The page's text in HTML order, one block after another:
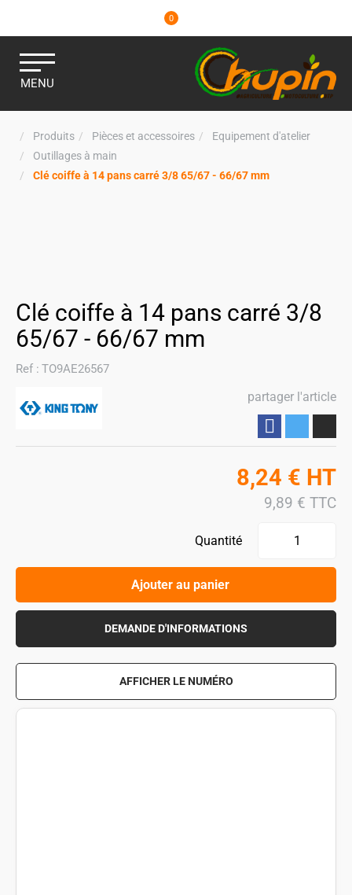
0
MENU
Produits Pièces et accessoires
Equipement d'atelier
Outillages à main
Clé coiffe à 14 pans carré 3/8 65/67 - 66/67 mm
Clé coiffe à 14 pans carré 3/8
65/67 - 66/67 mm
Ref : TO9AE26567
partager l'article
8,24 € HT
9,89 € TTC
Quantité
Ajouter au panier
DEMANDE D'INFORMATIONS
AFFICHER LE NUMÉRO